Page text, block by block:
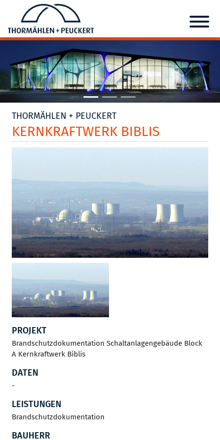
THORMÄHLEN + PEUCKERT
KERNKRAFTWERK BIBLIS
PROJEKT
Brandschutzdokumentation Schaltanlagengebäude Block
A Kernkraftwerk Biblis
DATEN
-
LEISTUNGEN
Brandschutzdokumentation
BAUHERR